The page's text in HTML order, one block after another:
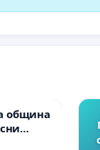
община
АД и от